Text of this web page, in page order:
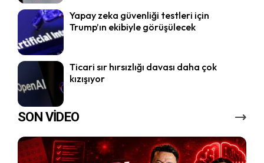
Yapay zeka güvenliği testleri için
Trump’ın ekibiyle görüşülecek
Ticari sır hırsızlığı davası daha çok
kızışıyor
SON VİDEO